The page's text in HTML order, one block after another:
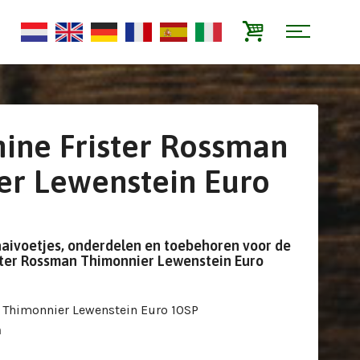
Frister Rossman
Lewenstein Euro
onderdelen en toebehoren voor de
Rossman Thimonnier Lewenstein Euro
Lewenstein Euro 10SP